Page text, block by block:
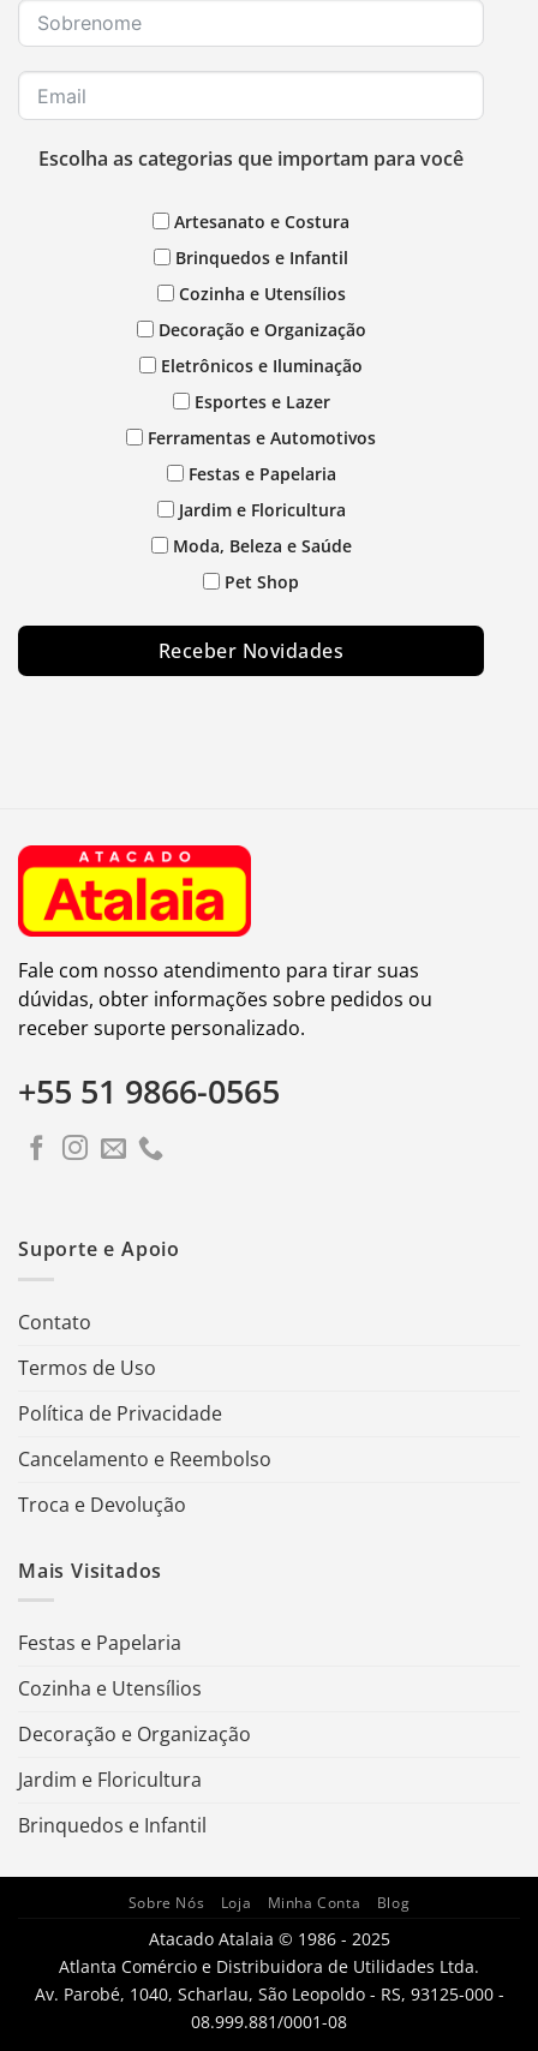
Escolha as categorias que importam para você
Artesanato e Costura
Brinquedos e Infantil
Cozinha e Utensílios
Decoração e Organização
Eletrônicos e Iluminação
Esportes e Lazer
Ferramentas e Automotivos
Festas e Papelaria
Jardim e Floricultura
Moda, Beleza e Saúde
Pet Shop
Receber Novidades
Fale com nosso atendimento para tirar suas
dúvidas, obter informações sobre pedidos ou
receber suporte personalizado.
+55 51 9866-0565
Suporte e Apoio
Contato
Termos de Uso
Política de Privacidade
Cancelamento e Reembolso
Troca e Devolução
Mais Visitados
Festas e Papelaria
Cozinha e Utensílios
Decoração e Organização
Jardim e Floricultura
Brinquedos e Infantil
Sobre Nós Loja Minha Conta Blog
Atacado Atalaia © 1986 - 2025
Atlanta Comércio e Distribuidora de Utilidades Ltda.
Av. Parobé, 1040, Scharlau, São Leopoldo - RS, 93125-000 -
08.999.881/0001-08